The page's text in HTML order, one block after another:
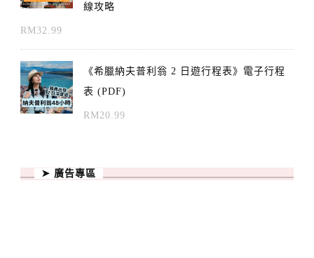
線攻略
RM32.99
《希臘納夫普利翁 2 日遊行程表》電子行程
表 (PDF)
RM20.99
➤ 廣告專區